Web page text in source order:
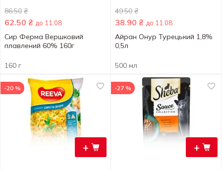
86.50 ₴
62.50 ₴ до 11.08
Сир Ферма Вершковий
плавлений 60% 160г
160 г
49.50 ₴
38.90 ₴ до 11.08
Айран Онур Турецький 1,8%
0,5л
500 мл
+
-20 %
+
-27 %